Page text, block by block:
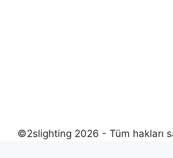
©2slighting 2026 - Tüm hakları